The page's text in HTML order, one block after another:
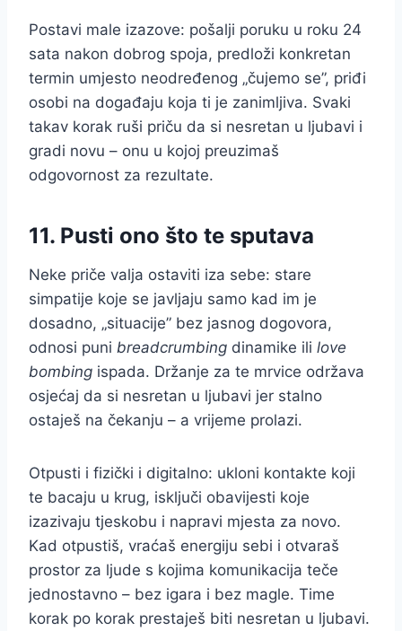
Postavi male izazove: pošalji poruku u roku 24
sata nakon dobrog spoja, predloži konkretan
termin umjesto neodređenog „čujemo se”, priđi
osobi na događaju koja ti je zanimljiva. Svaki
takav korak ruši priču da si nesretan u ljubavi i
gradi novu – onu u kojoj preuzimaš
odgovornost za rezultate.
11. Pusti ono što te sputava
Neke priče valja ostaviti iza sebe: stare
simpatije koje se javljaju samo kad im je
dosadno, „situacije” bez jasnog dogovora,
odnosi puni breadcrumbing dinamike ili love
bombing ispada. Držanje za te mrvice održava
osjećaj da si nesretan u ljubavi jer stalno
ostaješ na čekanju – a vrijeme prolazi.
Otpusti i fizički i digitalno: ukloni kontakte koji
te bacaju u krug, isključi obavijesti koje
izazivaju tjeskobu i napravi mjesta za novo.
Kad otpustiš, vraćaš energiju sebi i otvaraš
prostor za ljude s kojima komunikacija teče
jednostavno – bez igara i bez magle. Time
korak po korak prestaješ biti nesretan u ljubavi.